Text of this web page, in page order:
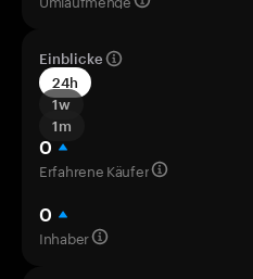
Einblicke
24h
1w
1m
0
Erfahrene Käufer
0
Inhaber